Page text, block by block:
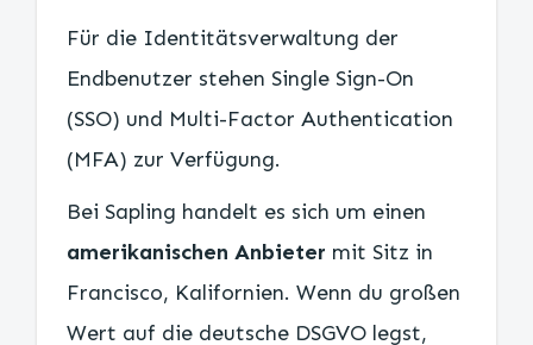
Für die Identitätsverwaltung der
Endbenutzer stehen Single Sign-On
(SSO) und Multi-Factor Authentication
(MFA) zur Verfügung.
Bei Sapling handelt es sich um einen
amerikanischen Anbieter mit Sitz in
Francisco, Kalifornien. Wenn du großen
Wert auf die deutsche DSGVO legst,